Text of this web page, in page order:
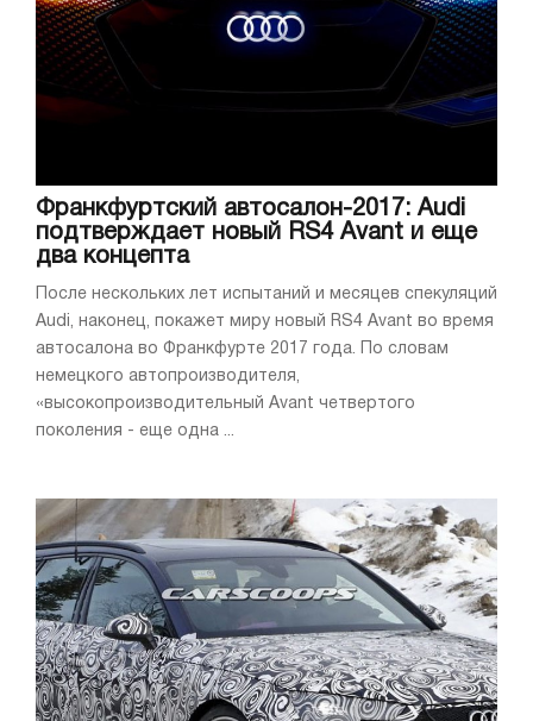
Франкфуртский автосалон-2017: Audi
подтверждает новый RS4 Avant и еще
два концепта
После нескольких лет испытаний и месяцев спекуляций
Audi, наконец, покажет миру новый RS4 Avant во время
автосалона во Франкфурте 2017 года. По словам
немецкого автопроизводителя,
«высокопроизводительный Avant четвертого
поколения - еще одна ...